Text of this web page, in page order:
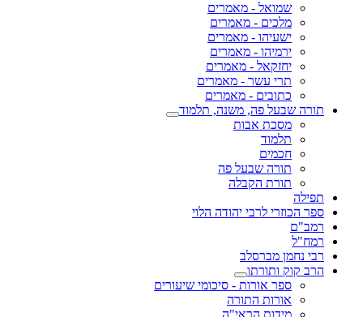
שמואל - מאמרים
מלכים - מאמרים
ישעיהו - מאמרים
ירמיהו - מאמרים
יחזקאל - מאמרים
תרי עשר - מאמרים
כתובים - מאמרים
תורה שבעל פה, משנה, תלמוד
מסכת אבות
תלמוד
חכמים
תורה שבעל פה
תורת הקבלה
תפילה
ספר הכוזרי לרבי יהודה הלוי
רמב"ם
רמח"ל
רבי נחמן מברסלב
הרב קוק ותורתו
ספר אורות - סיכומי שיעורים
אורות התורה